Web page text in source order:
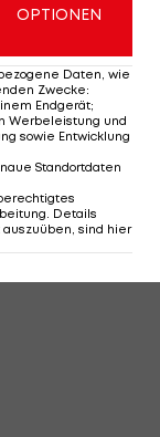
OPTIONEN
Daten, wie
Zwecke:
Endgerät;
Werbeleistung und
sowie Entwicklung
Standortdaten
Details
sind hier